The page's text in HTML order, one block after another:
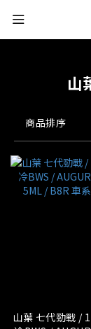
山
商品排序
山葉 七代勁戰 /